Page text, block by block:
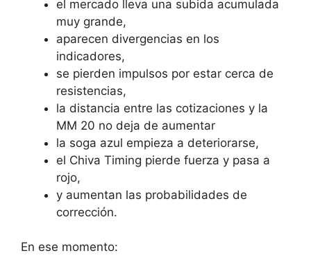
el mercado lleva una subida acumulada
muy grande,
aparecen divergencias en los
indicadores,
se pierden impulsos por estar cerca de
resistencias,
la distancia entre las cotizaciones y la
MM 20 no deja de aumentar
la soga azul empieza a deteriorarse,
el Chiva Timing pierde fuerza y pasa a
rojo,
y aumentan las probabilidades de
corrección.
En ese momento: